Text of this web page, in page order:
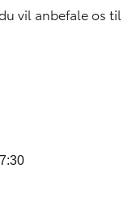
vil anbefale os til